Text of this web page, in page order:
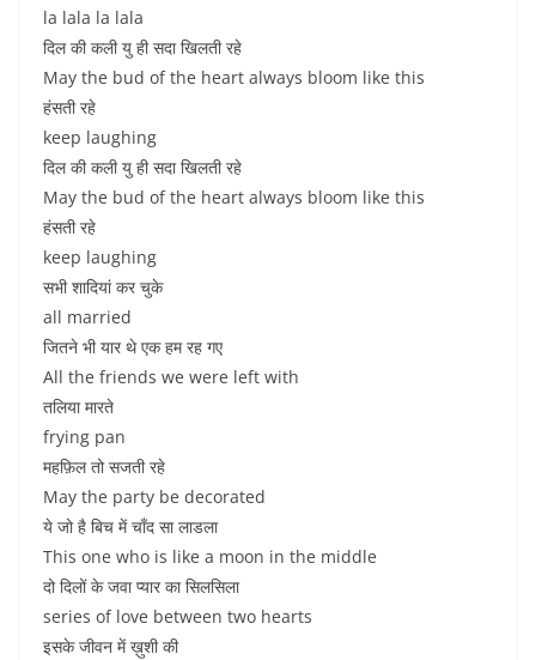
la lala la lala
दिल की कली यु ही सदा खिलती रहे
May the bud of the heart always bloom like this
हंसती रहे
keep laughing
दिल की कली यु ही सदा खिलती रहे
May the bud of the heart always bloom like this
हंसती रहे
keep laughing
सभी शादियां कर चुके
all married
जितने भी यार थे एक हम रह गए
All the friends we were left with
तलिया मारते
frying pan
महफ़िल तो सजती रहे
May the party be decorated
ये जो है बिच में चाँद सा लाडला
This one who is like a moon in the middle
दो दिलों के जवा प्यार का सिलसिला
series of love between two hearts
इसके जीवन में ख़ुशी की